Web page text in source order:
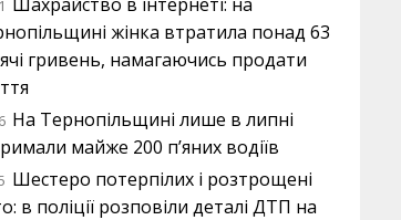
жінка втратила понад 63
гривень, намагаючись продати
На Тернопільщині лише в липні
майже 200 п’яних водіїв
Шестеро потерпілих і розтрощені
в поліції розповіли деталі ДТП на